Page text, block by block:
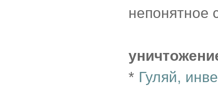
непонятное
* Гуляй,